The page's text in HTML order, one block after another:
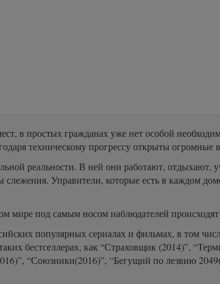
в простых гражданах уже нет особой
техническому прогрессу открыты огромные
реальности. В ней они работают,
Управители, которые есть в каждом
мире под самым носом наблюдателей происходят
популярных сериалах и фильмах, в том
бестселлерах, как “Страховщик (2014)”,
“Союзники(2016)”, “Бегущий по лезвию